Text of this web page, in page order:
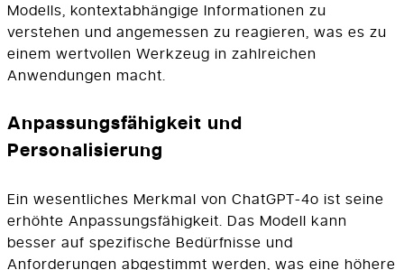
Modells, kontextabhängige Informationen zu
verstehen und angemessen zu reagieren, was es zu
einem wertvollen Werkzeug in zahlreichen
Anwendungen macht.
Anpassungsfähigkeit und
Personalisierung
Ein wesentliches Merkmal von ChatGPT-4o ist seine
erhöhte Anpassungsfähigkeit. Das Modell kann
besser auf spezifische Bedürfnisse und
Anforderungen abgestimmt werden, was eine höhere